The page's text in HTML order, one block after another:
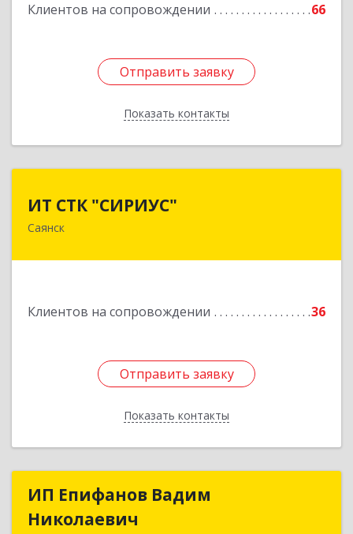
Клиентов на сопровождении 66
Отправить заявку
Показать контакты
Отправить заявку
Назад
ИТ СТК "СИРИУС"
Саянск
Клиентов на сопровождении 36
Отправить заявку
Показать контакты
666303, Иркутская обл, Саянск г, Юбилейный
Отправить заявку
Назад
ИП Епифанов Вадим
Николаевич
ИП Епифанов Вадим